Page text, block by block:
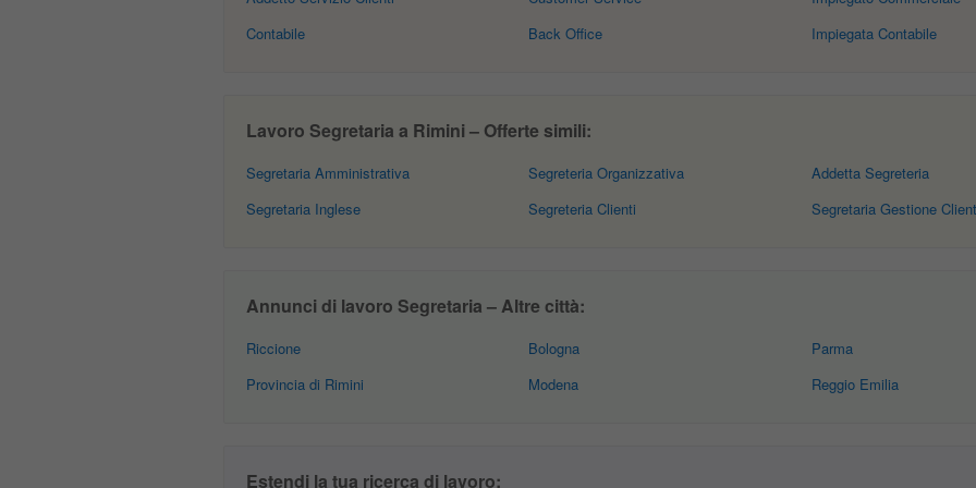
Contabile
Back Office
Impiegata Contabile
Lavoro Segretaria a Rimini – Offerte simili:
Segretaria Amministrativa
Segretaria Inglese
Segreteria Organizzativa
Segreteria Clienti
Addetta Segreteria
Segretaria Gestione
Annunci di lavoro Segretaria – Altre città:
Riccione
Provincia di Rimini
Bologna
Modena
Parma
Reggio Emilia
Estendi la tua ricerca di lavoro: